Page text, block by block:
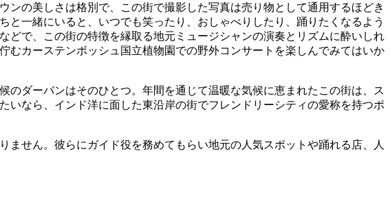
の美しさは格別で、この街で撮影した写真は売り物として通用するほどき
一緒にいると、いつでも笑ったり、おしゃべりしたり、踊りたくなるよう
で、この街の特徴を縁取る地元ミュージシャンの演奏とリズムに酔いしれ
カーステンボッシュ国立植物園での野外コンサートを楽しんでみてはいか
ダーバンはそのひとつ。年間を通じて温暖な気候に恵まれたこの街は、ス
なら、インド洋に面した東沿岸の街でフレンドリーシティの愛称を持つポ
せん。彼らにガイド役を務めてもらい地元の人気スポットや踊れる店、人